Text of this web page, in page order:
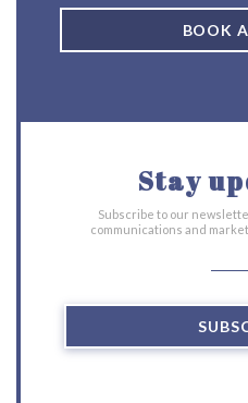
BOOK
Stay
Subscribe to our
communications and